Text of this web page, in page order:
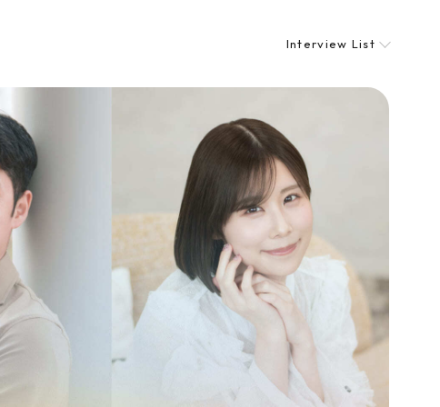
Interview List